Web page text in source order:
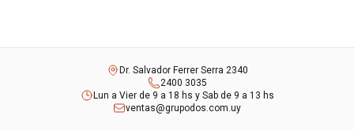
Dr. Salvador Ferrer Serra 2340
2400 3035
Lun a Vier de 9 a 18 hs y Sab de 9 a 13 hs
ventas@grupodos.com.uy